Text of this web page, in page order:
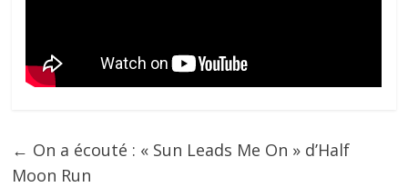
← On a écouté : « Sun Leads Me On » d’Half
Moon Run